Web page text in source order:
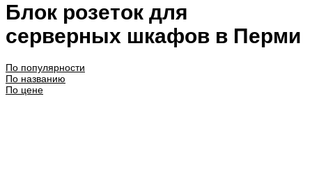
Блок розеток для
серверных шкафов в Перми
По популярности
По названию
По цене